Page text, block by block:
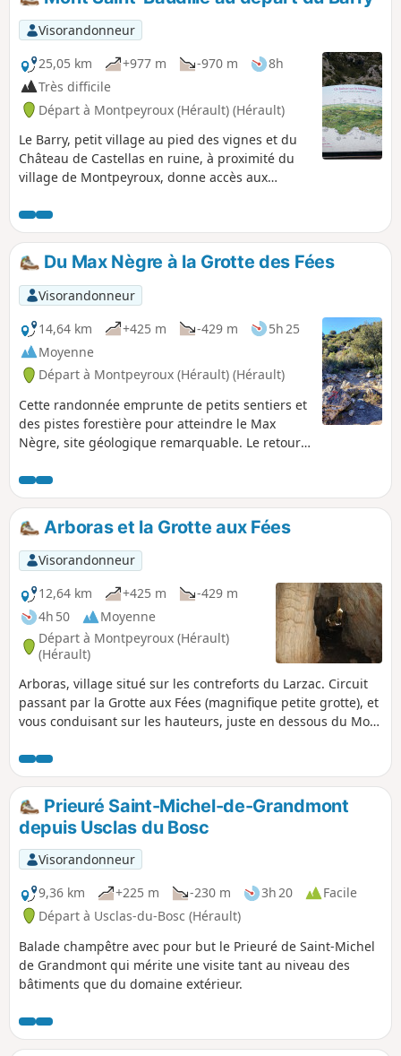
Visorandonneur
25,05 km
+977 m -970 m
8h
Très difficile
Départ à Montpeyroux (Hérault) (Hérault)
Le Barry, petit village au pied des vignes et du
Château de Castellas en ruine, à proximité du
village de Montpeyroux, donne accès aux
des vignes, de la bergerie La Font du Griffe
pour rejoindre le GR® 74 vers le mythique Mont
Saint-Baudille. Depuis ce lieu le point de vue
s'étend sur toutes les montagnes et plaines
alentours. Redescente par le Pioch Farrio, le
Joncas et La Croix de Fer.
Du Max Nègre à la Grotte des Fées
Visorandonneur
14,64 km
+425 m -429 m
5h 25
Moyenne
Départ à Montpeyroux (Hérault) (Hérault)
Cette randonnée emprunte de petits sentiers et
des pistes forestière pour atteindre le Max
Nègre, site géologique remarquable. Le retour
lequel s'ouvre la Grotte des Fées : une bonne
lampe torche permet d'en visiter l'entrée sur
une trentaine de mètres (stalactites et
draperies).Circuit à éviter en période de forte
chaleur.
Arboras et la Grotte aux Fées
Visorandonneur
12,64 km
+425 m
-429 m
4h 50
Moyenne
Départ à Montpeyroux (Hérault)
(Hérault)
Arboras, village situé sur les contreforts du Larzac. Circuit
passant par la Grotte aux Fées (magnifique petite grotte), et
vous conduisant sur les hauteurs, juste en dessous du Mont
Prieuré Saint-Michel-de-Grandmont
depuis Usclas du Bosc
Visorandonneur
9,36 km
+225 m -230 m 3h 20
Facile
Départ à Usclas-du-Bosc (Hérault)
Balade champêtre avec pour but le Prieuré de Saint-Michel
de Grandmont qui mérite une visite tant au niveau des
bâtiments que du domaine extérieur.